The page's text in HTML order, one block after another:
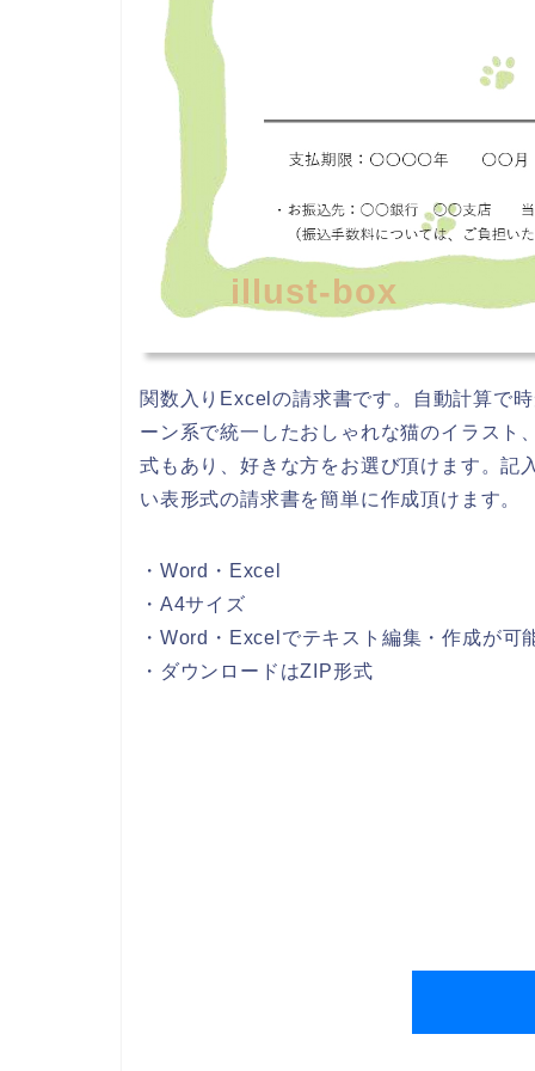
illust-box
関数入りExcelの請求書です。自動計算で
ーン系で統一したおしゃれな猫のイラスト
式もあり、好きな方をお選び頂けます。記
い表形式の請求書を簡単に作成頂けます。
・Word・Excel
・A4サイズ
・Word・Excelでテキスト編集・作成が可
・ダウンロードはZIP形式